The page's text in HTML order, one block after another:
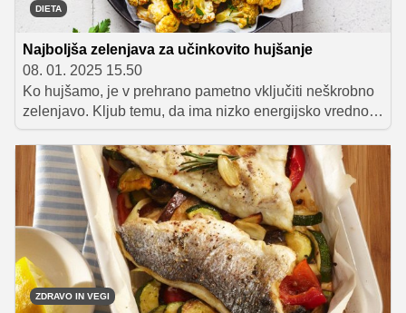
DIETA
Najboljša zelenjava za učinkovito hujšanje
08. 01. 2025 15.50
Ko hujšamo, je v prehrano pametno vključiti neškrobno
zelenjavo. Kljub temu, da ima nizko energijsko vrednost,
ima veliko vlaknin in je poleg tega tudi polna
pomembnih vitaminov ter mineralov. Spoznajte nekaj
najboljših neškrobnih vrst zelenjave, ki zagotavljajo tako
hranilne koristi kot tudi zadovoljiv okus, poleg tega pa
so tudi odlična izbira, ko se trudite izgubiti kakšen
odvečen kilogram.
ZDRAVO IN VEGI